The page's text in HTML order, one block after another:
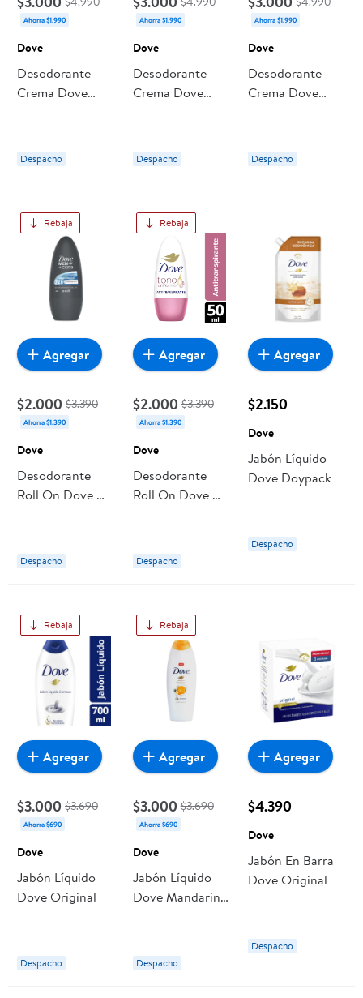
Ahorra $1.990
Dove
Desodorante
Crema Dove
Despacho
Ahorra $1.990
Dove
Desodorante
Crema Dove
Mujer
Despacho
Ahorra $1.990
Dove
Desodorante
Crema Dove
Despacho
Rebaja
$2.000 $3.390
Ahorra $1.390
Dove
Desodorante
Roll On Dove On
Despacho
Agregar
Rebaja
$2.000 $3.390
Ahorra $1.390
Dove
Desodorante
Roll On Dove On
Despacho
Agregar
$2.150
Dove
Jabón Líquido
Dove Doypack
Despacho
Agregar
Rebaja
$3.000 $3.690
Ahorra $690
Dove
Jabón Líquido
Dove Original
Despacho
Agregar
Rebaja
$3.000 $3.690
Ahorra $690
Dove
Jabón Líquido
Dove Mandarina
Despacho
Agregar
$4.390
Dove
Jabón En Barra
Dove Original
Despacho
Agregar